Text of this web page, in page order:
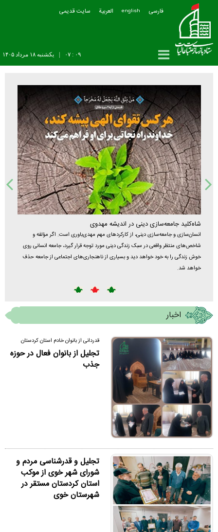
فارسی english العربیة سایت قدیمی
يکشنبه ۱۸ مرداد ۱۴۰۵ ۰۹ : ۰۷
شاه‌کلید جامعه‌سازی دینی در اندیشه مهدوی
انسان‌سازی و جامعه‌سازی دینی، از کارکردهای مهم مهدی‌باوری است. اگر مؤلفه‌ و
شاخص‌های منتظر واقعی در سبک زندگی دینی مورد توجه قرار گیرد، جامعه انسانی روی
خوش زندگی را به خود خواهد دید و بسیاری از ناهنجاری‌های اجتماعی از جامعه حذف
خواهد شد.
اخبار
قدردانی از بانوان خادم استان کردستان
تجلیل از بانوان فعال در حوزه
جذب
تجلیل و قدرشناسی مردم و
شورای شهر خوی از موکب
استان کردستان مستقر در
شهرستان خوی